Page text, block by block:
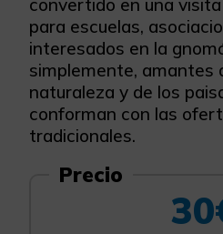
convertido en una
para escuelas,
interesados en la
simplemente, amantes
naturaleza y de los
conforman con las
tradicionales.
Precio